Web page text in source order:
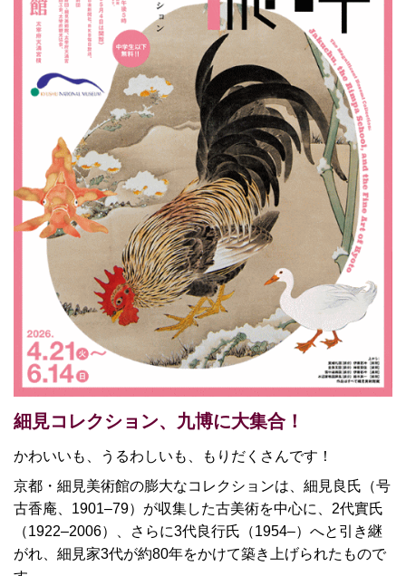
細見コレクション、九博に大集合！
かわいいも、うるわしいも、もりだくさんです！
京都・細見美術館の膨大なコレクションは、細見良氏（号
古香庵、1901–79）が収集した古美術を中心に、2代實氏
（1922–2006）、さらに3代良行氏（1954–）へと引き継
がれ、細見家3代が約80年をかけて築き上げられたもので